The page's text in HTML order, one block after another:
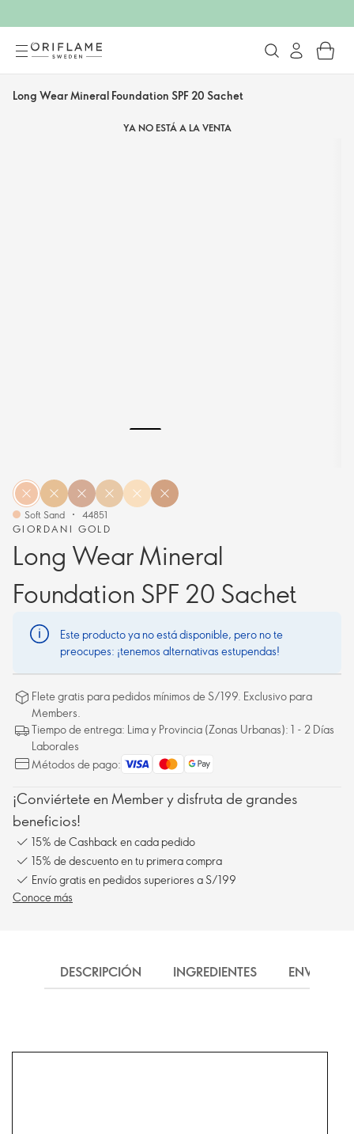
Long Wear Mineral Foundation SPF 20 Sachet
YA NO ESTÁ A LA VENTA
GIORDANI GOLD
Long Wear Mineral
Foundation SPF 20 Sachet
Soft Sand 44851
Este producto ya no está disponible, pero no te
preocupes: ¡tenemos alternativas estupendas!
Flete gratis para pedidos mínimos de S/199. Exclusivo para
Members.
Tiempo de entrega: Lima y Provincia (Zonas Urbanas): 1 - 2 Días
Laborales
Métodos de pago:
¡Conviértete en Member y disfruta de grandes
beneficios!
15% de Cashback en cada pedido
15% de descuento en tu primera compra
Envío gratis en pedidos superiores a S/199
Conoce más
DESCRIPCIÓN INGREDIENTES ENVÍO